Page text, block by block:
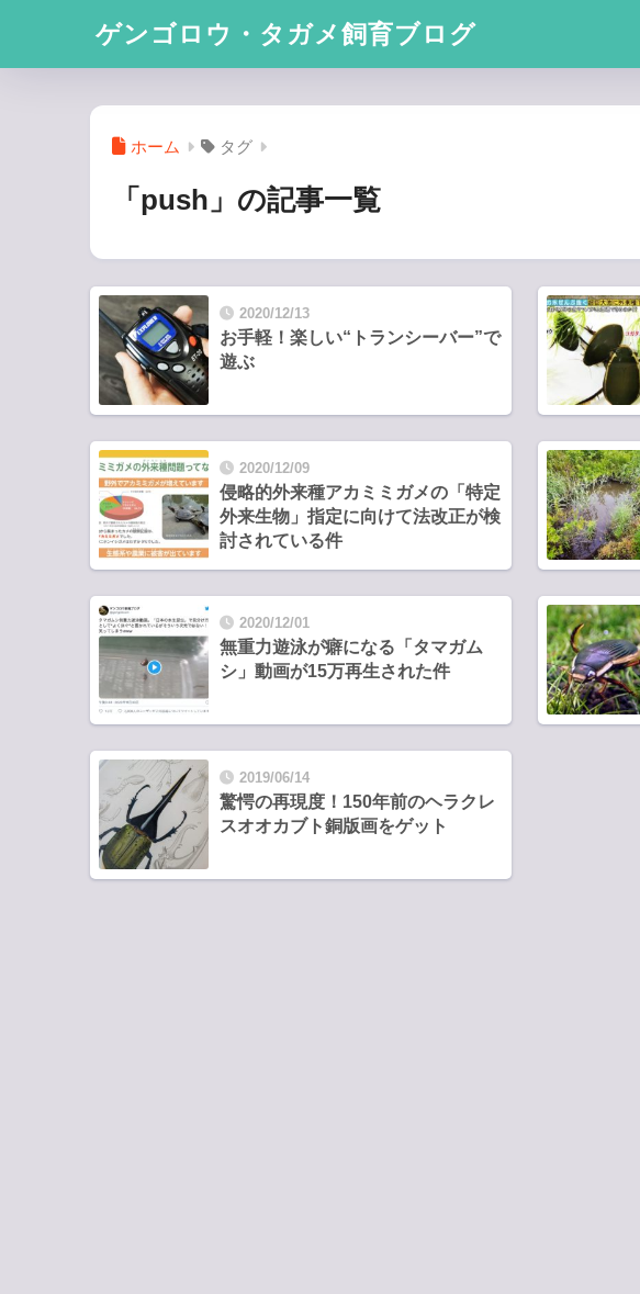
ゲンゴロウ・タガメ飼育ブログ
ホーム タグ
「push」の記事一覧
2020/12/13
お手軽！楽しい“トランシーバー”で
遊ぶ
2020/12/09
侵略的外来種アカミミガメの「特定
外来生物」指定に向けて法改正が検
討されている件
2020/12/01
無重力遊泳が癖になる「タマガム
シ」動画が15万再生された件
2019/06/14
驚愕の再現度！150年前のヘラクレ
スオオカブト銅版画をゲット